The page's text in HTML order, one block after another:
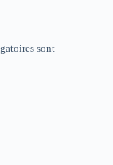
sont